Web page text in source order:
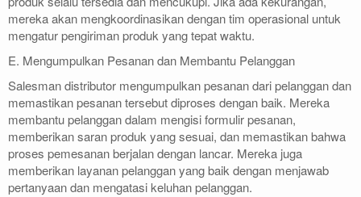
mereka akan mengkoordinasikan dengan tim operasional untuk
mengatur pengiriman produk yang tepat waktu.
E. Mengumpulkan Pesanan dan Membantu Pelanggan
Salesman distributor mengumpulkan pesanan dari pelanggan dan
memastikan pesanan tersebut diproses dengan baik. Mereka
membantu pelanggan dalam mengisi formulir pesanan,
memberikan saran produk yang sesuai, dan memastikan bahwa
proses pemesanan berjalan dengan lancar. Mereka juga
memberikan layanan pelanggan yang baik dengan menjawab
pertanyaan dan mengatasi keluhan pelanggan.